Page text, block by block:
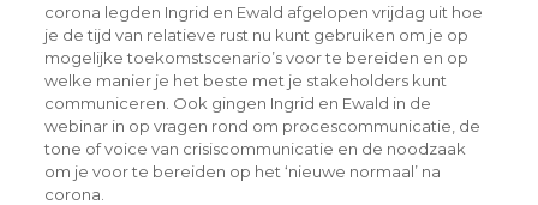
corona legden Ingrid en Ewald afgelopen vrijdag uit hoe
je de tijd van relatieve rust nu kunt gebruiken om je op
mogelijke toekomstscenario’s voor te bereiden en op
welke manier je het beste met je stakeholders kunt
communiceren. Ook gingen Ingrid en Ewald in de
webinar in op vragen rond om procescommunicatie, de
tone of voice van crisiscommunicatie en de noodzaak
om je voor te bereiden op het ‘nieuwe normaal’ na
corona.